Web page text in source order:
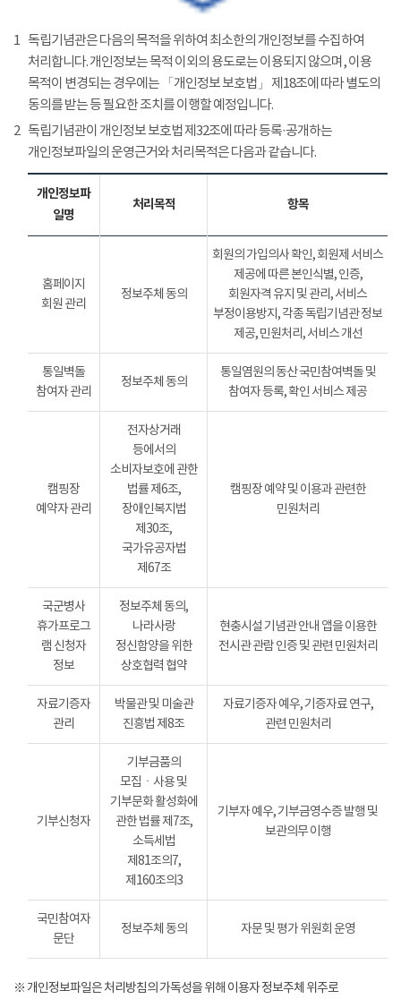
1 독립기념관은 다음의 목적을 위하여 최소한의 개인정보를 수집하여
처리합니다. 개인정보는 목적 이외의 용도로는 이용되지 않으며, 이용
목적이 변경되는 경우에는 「개인정보 보호법」 제18조에 따라 별도의
동의를 받는 등 필요한 조치를 이행할 예정입니다.
2 독립기념관이 개인정보 보호법 제32조에 따라 등록·공개하는
개인정보파일의 운영근거와 처리목적은 다음과 같습니다.
개인정보파
일명
처리목적 항목
홈페이지
회원 관리
정보주체 동의
회원의 가입의사 확인, 회원제 서비스
제공에 따른 본인식별, 인증,
회원자격 유지 및 관리, 서비스
부정이용방지, 각종 독립기념관 정보
제공, 민원처리, 서비스 개선
통일벽돌
참여자 관리
정보주체 동의
통일염원의 동산 국민참여벽돌 및
참여자 등록, 확인 서비스 제공
캠핑장
예약자 관리
전자상거래
등에서의
소비자보호에 관한
법률 제6조,
장애인복지법
제30조,
국가유공자법
제67조
캠핑장 예약 및 이용과 관련한
민원처리
국군병사
휴가프로그
램 신청자
정보
정보주체 동의,
나라사랑
정신함양을 위한
상호협력 협약
현충시설 기념관 안내 앱을 이용한
전시관 관람 인증 및 관련 민원처리
자료기증자
관리
박물관 및 미술관
진흥법 제8조
자료기증자 예우, 기증자료 연구,
관련 민원처리
기부신청자
기부금품의
모집ㆍ사용 및
기부문화 활성화에
관한 법률 제7조,
소득세법
제81조의7,
제160조의3
기부자 예우, 기부금영수증 발행 및
보관의무 이행
국민참여자
문단
정보주체 동의 자문 및 평가 위원회 운영
※ 개인정보파일은 처리방침의 가독성을 위해 이용자 정보주체 위주로